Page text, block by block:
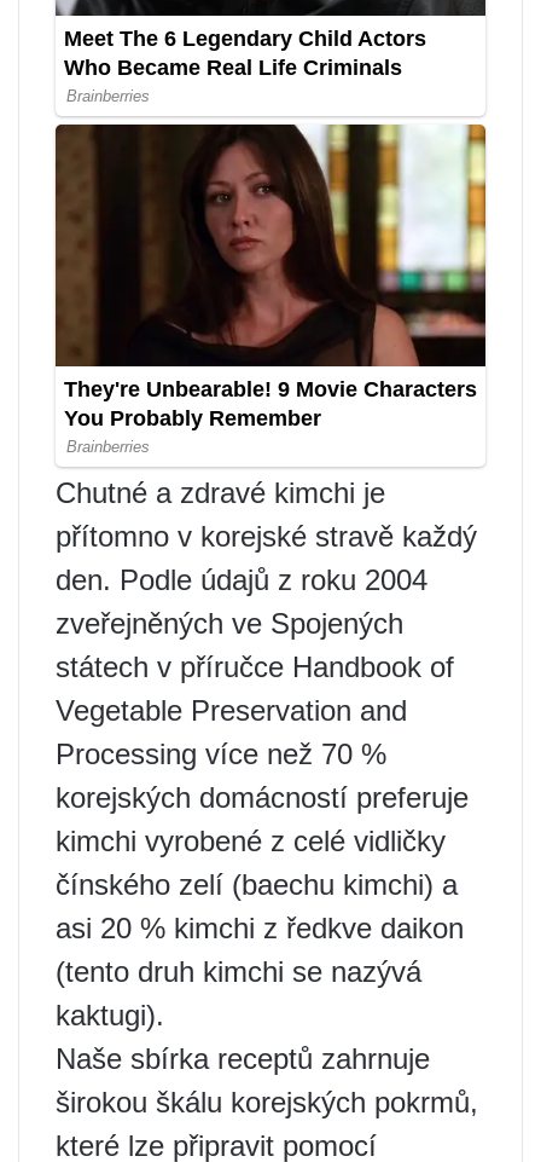
Chutné a zdravé kimchi je
přítomno v korejské stravě každý
den. Podle údajů z roku 2004
zveřejněných ve Spojených
státech v příručce Handbook of
Vegetable Preservation and
Processing více než 70 %
korejských domácností preferuje
kimchi vyrobené z celé vidličky
čínského zelí (baechu kimchi) a
asi 20 % kimchi z ředkve daikon
(tento druh kimchi se nazývá
kaktugi).
Naše sbírka receptů zahrnuje
širokou škálu korejských pokrmů,
které lze připravit pomocí